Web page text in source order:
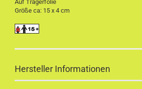
Auf Trägerfolie
Größe ca: 15 x 4 cm
Hersteller Informationen